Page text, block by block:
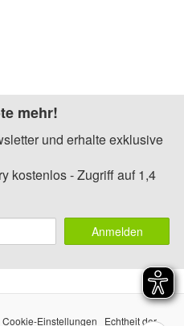
mehr!
und erhalte exklusive
kostenlos - Zugriff auf 1,4
Anmelden
Cookie-Einstellungen Echtheit der